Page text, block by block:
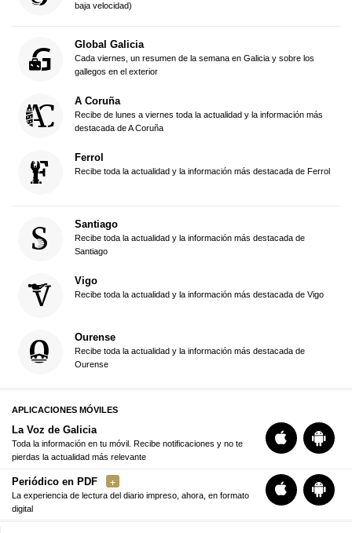
baja velocidad)
Global Galicia
Cada viernes, un resumen de la semana en Galicia y sobre los
gallegos en el exterior
A Coruña
Recibe de lunes a viernes toda la actualidad y la información más
destacada de A Coruña
Ferrol
Recibe toda la actualidad y la información más destacada de Ferrol
Santiago
Recibe toda la actualidad y la información más destacada de
Santiago
Vigo
Recibe toda la actualidad y la información más destacada de Vigo
Ourense
Recibe toda la actualidad y la información más destacada de
Ourense
APLICACIONES MÓVILES
La Voz de Galicia
Toda la información en tu móvil. Recibe notificaciones y no te
pierdas la actualidad más relevante
Periódico en PDF
La experiencia de lectura del diario impreso, ahora, en formato
digital